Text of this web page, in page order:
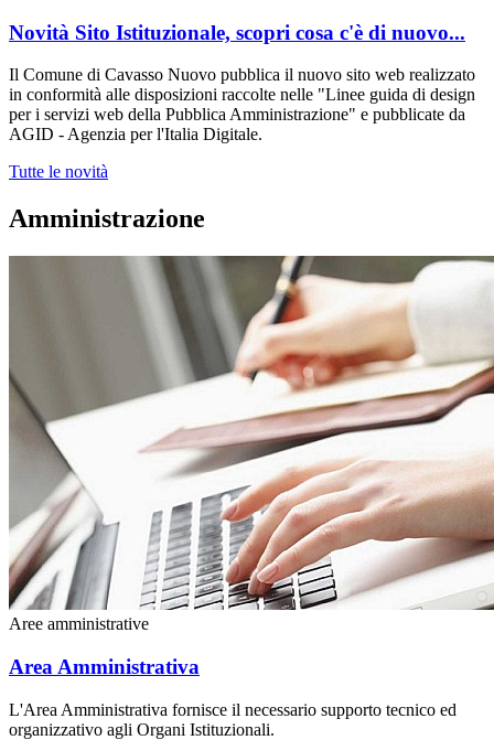
Novità Sito Istituzionale, scopri cosa c'è di nuovo...
Il Comune di Cavasso Nuovo pubblica il nuovo sito web realizzato
in conformità alle disposizioni raccolte nelle "Linee guida di design
per i servizi web della Pubblica Amministrazione" e pubblicate da
AGID - Agenzia per l'Italia Digitale.
Tutte le novità
Amministrazione
Aree amministrative
Area Amministrativa
L'Area Amministrativa fornisce il necessario supporto tecnico ed
organizzativo agli Organi Istituzionali.